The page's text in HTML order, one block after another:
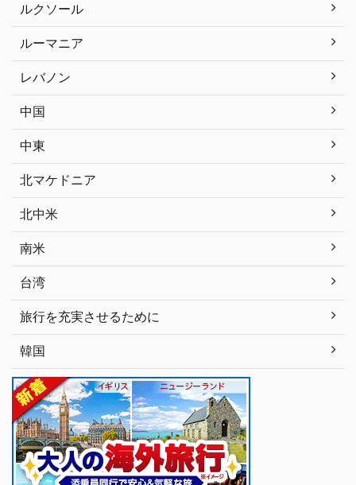
ルクソール
ルーマニア
レバノン
中国
中東
北マケドニア
北中米
南米
台湾
旅行を充実させるために
韓国